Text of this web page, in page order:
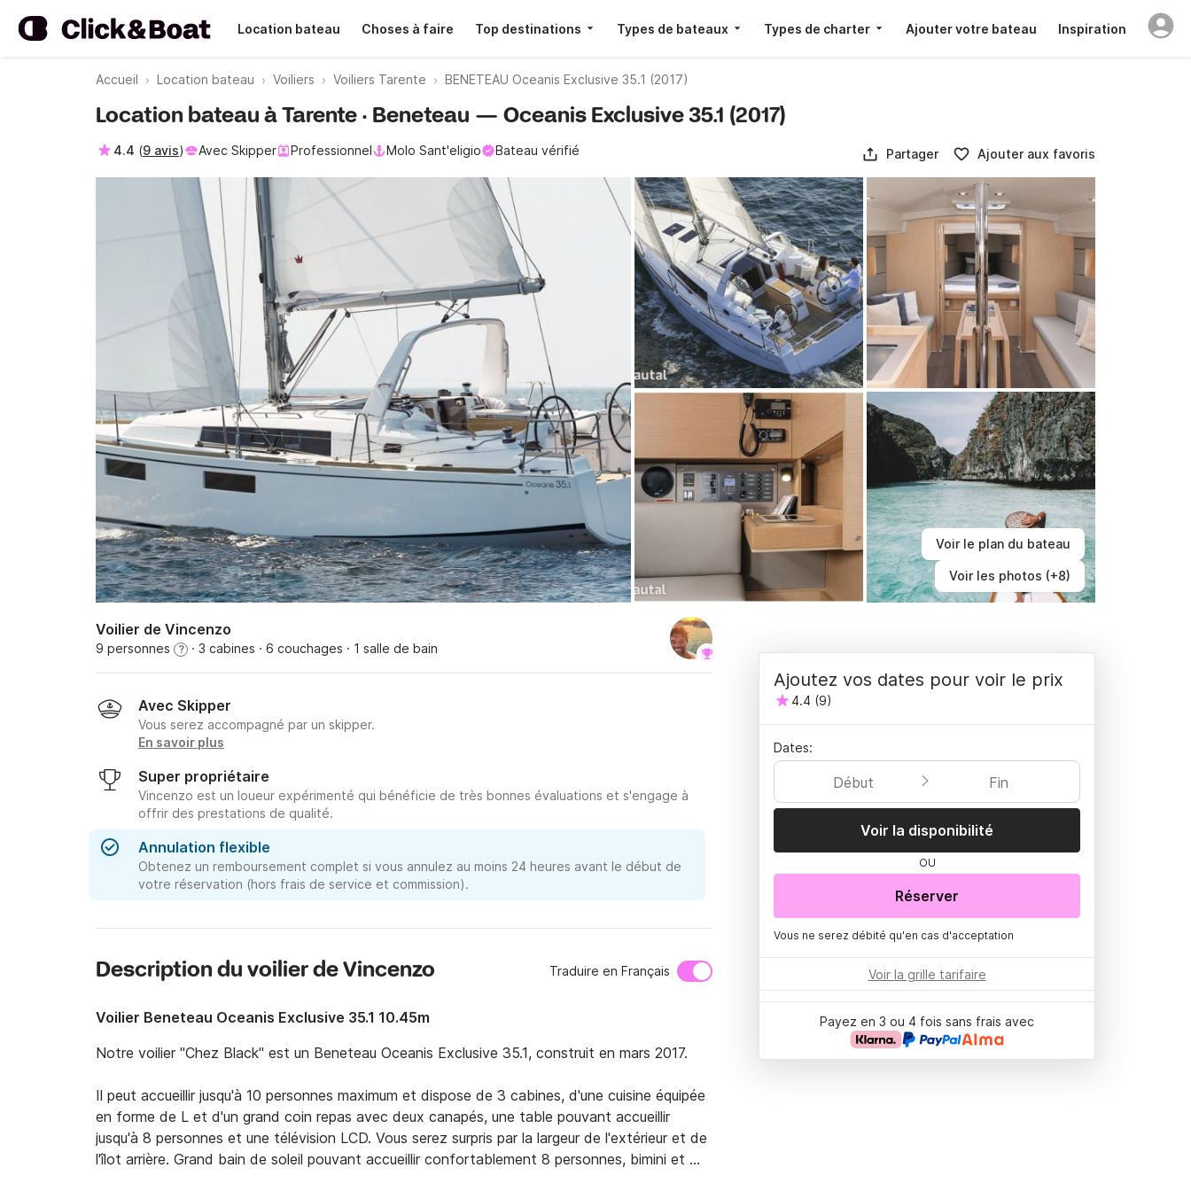
Location bateau Choses à faire Top destinations Types de bateaux Types de charter Ajouter votre bateau Inspiration
Accueil Location bateau Voiliers Voiliers Tarente BENETEAU Oceanis Exclusive 35.1 (2017)
Voir le plan du bateau
Voir les photos (+8)
Location bateau à Tarente · Beneteau — Oceanis Exclusive 35.1 (2017)
4.4 (9 avis) Avec Skipper Professionnel Molo Sant'eligio Bateau vérifié Partager Ajouter aux favoris
Voilier de Vincenzo
9 personnes ? · 3 cabines · 6 couchages · 1 salle de bain
Avec Skipper
Vous serez accompagné par un skipper.
En savoir plus
Super propriétaire
Vincenzo est un loueur expérimenté qui bénéficie de très bonnes évaluations et s'engage à
offrir des prestations de qualité.
Annulation flexible
Obtenez un remboursement complet si vous annulez au moins 24 heures avant le début de
votre réservation (hors frais de service et commission).
Description du voilier de Vincenzo Traduire en Français
Voilier Beneteau Oceanis Exclusive 35.1 10.45m
Notre voilier "Chez Black" est un Beneteau Oceanis Exclusive 35.1, construit en mars 2017.
Il peut accueillir jusqu'à 10 personnes maximum et dispose de 3 cabines, d'une cuisine équipée
en forme de L et d'un grand coin repas avec deux canapés, une table pouvant accueillir
jusqu'à 8 personnes et une télévision LCD. Vous serez surpris par la largeur de l'extérieur et de
l'îlot arrière. Grand bain de soleil pouvant accueillir confortablement 8 personnes, bimini et
Ajoutez vos dates pour voir le prix
4.4 (9)
Dates:
Début Fin
Voir la disponibilité
OU
Réserver
Vous ne serez débité qu'en cas d'acceptation
Voir la grille tarifaire
Payez en 3 ou 4 fois sans frais avec